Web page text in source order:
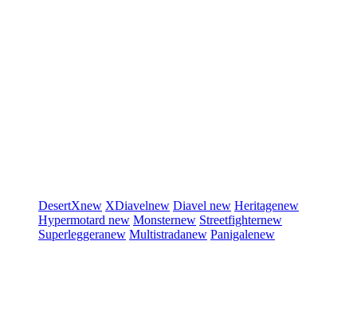
DesertXnew XDiavelnew Diavel new Heritagenew
Hypermotard new Monsternew Streetfighternew
Superleggeranew Multistradanew Panigalenew